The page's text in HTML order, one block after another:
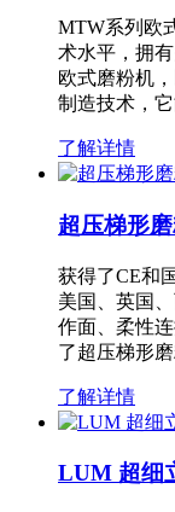
MTW系列欧
术水平，拥
欧式磨粉机
制造技术，
了解详情
超压梯形
获得了CE和
美国、英国
作面、柔性
了超压梯形
了解详情
LUM 超细